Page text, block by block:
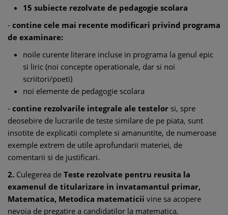
15 subiecte rezolvate de pedagogie scolara
- contine cele mai recente modificari privind programa
de examinare:
noile curente literare incluse in programa la genul epic
si liric (noi concepte operationale, dar si noi
scriitori/poeti)
noi elemente de pedagogie scolara
- contine rezolvarile integrale ale testelor si, spre
deosebire de lucrarile de teste similare de pe piata, sunt
insotite de explicatii complete si amanuntite, de numeroase
exemple extrem de utile aprofundarii materiei, de
comentarii si de justificari.
2. Culegerea de Teste rezolvate pentru reusita la
examenul de titularizare in invatamantul primar,
Matematica, Metodica matematicii vine sa acopere
nevoia de pregatire a candidatilor la matematica.